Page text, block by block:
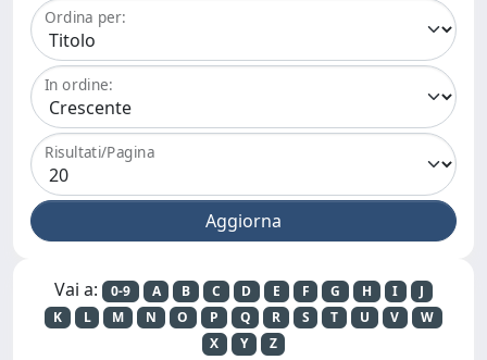
Ordina per:
In ordine:
Risultati/Pagina
Vai a: 0-9 A B C D E F G H I
J
K
L M N O P Q R S T U V
W
X
Y Z